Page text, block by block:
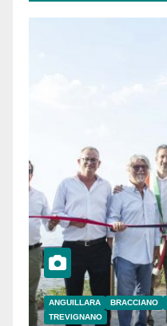
ANGUILLARA BRACCIANO
TREVIGNANO